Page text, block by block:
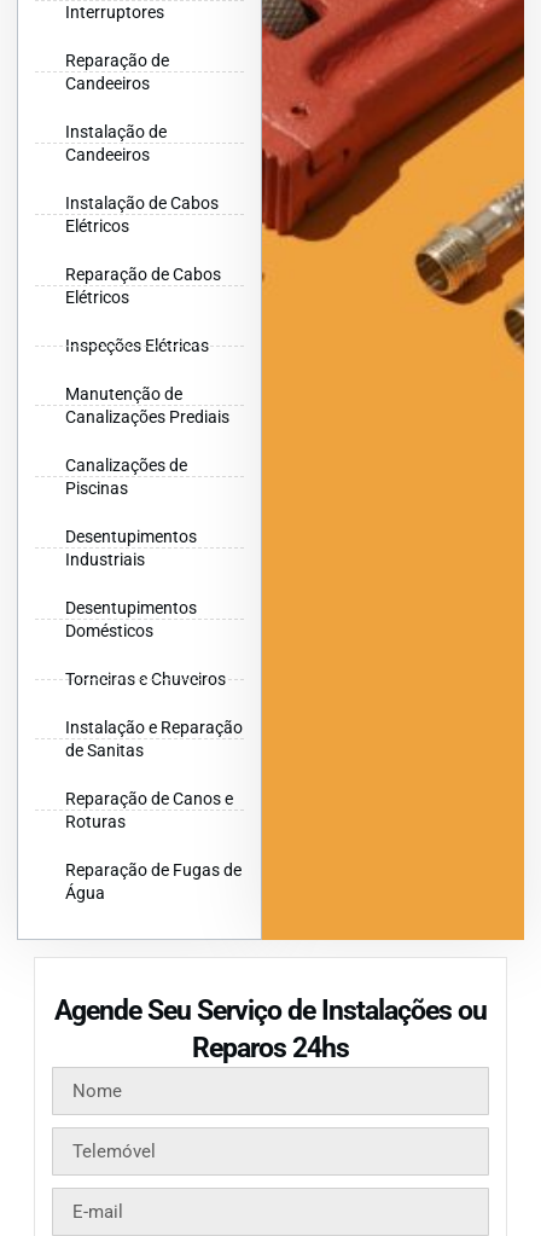
Interruptores
Reparação de
Candeeiros
Instalação de
Candeeiros
Instalação de Cabos
Elétricos
Reparação de Cabos
Elétricos
Inspeções Elétricas
Manutenção de
Canalizações Prediais
Canalizações de
Piscinas
Desentupimentos
Industriais
Desentupimentos
Domésticos
Torneiras e Chuveiros
Instalação e Reparação
de Sanitas
Reparação de Canos e
Roturas
Reparação de Fugas de
Água
Agende Seu Serviço de Instalações ou
Reparos 24hs